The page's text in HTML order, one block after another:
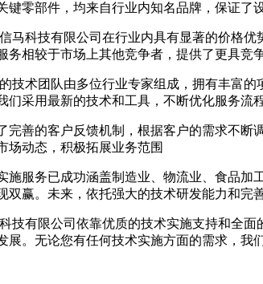
键零部件，均来自行业内知名品牌，保证了
马科技有限公司在行业内具有显著的价格
务相较于市场上其他竞争者，提供了更具
技术团队由多位行业专家组成，拥有丰富
们采用最新的技术和工具，不断优化服务流
完善的客户反馈机制，根据客户的需求不
场动态，积极拓展业务范围
施服务已成功涵盖制造业、物流业、食品
双赢。未来，依托强大的技术研发能力和完
技有限公司依靠优质的技术实施支持和全
展。无论您有任何技术实施方面的需求，我